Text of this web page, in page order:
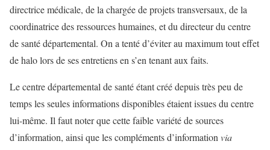
directrice médicale, de la chargée de projets transversaux, de la
coordinatrice des ressources humaines, et du directeur du centre
de santé départemental. On a tenté d’éviter au maximum tout effet
de halo lors de ses entretiens en s’en tenant aux faits.
Le centre départemental de santé étant créé depuis très peu de
temps les seules informations disponibles étaient issues du centre
lui-même. Il faut noter que cette faible variété de sources
d’information, ainsi que les compléments d’informationvia